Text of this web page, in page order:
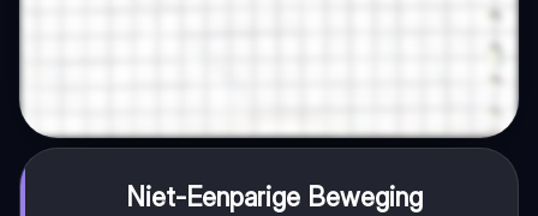
Niet-Eenparige Beweging